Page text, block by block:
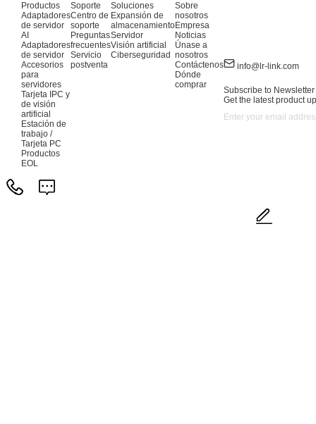
Productos
Adaptadores
de servidor
AI
Adaptadores
de servidor
Accesorios
para
servidores
Tarjeta IPC y
de visión
artificial
Estación de
trabajo /
Tarjeta PC
Productos
EOL
Soporte
Centro de
soporte
Preguntas
frecuentes
Servicio
postventa
Soluciones
Expansión de
almacenamiento
Servidor
Visión artificial
Ciberseguridad
Sobre
nosotros
Empresa
Noticias
Únase a
nosotros
Contáctenos
Dónde
comprar
info@lr-link.com
Subscribe to Newsletter
Get the latest product